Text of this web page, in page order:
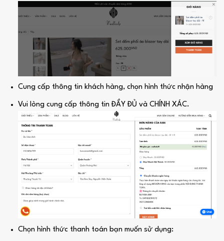
Cung cấp thông tin khách hàng, chọn hình thức nhận hàng
Vui lòng cung cấp thông tin ĐẦY ĐỦ và CHÍNH XÁC.
Chọn hình thức thanh toán bạn muốn sử dụng: